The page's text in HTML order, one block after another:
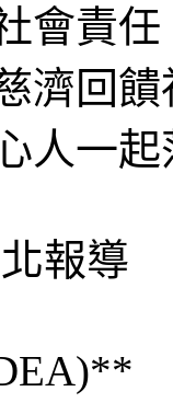
會責
濟回
人一
報導